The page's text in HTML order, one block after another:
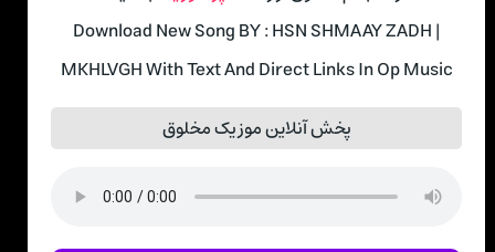
Download New Song BY : HSN SHMAAY ZADH |
MKHLVGH With Text And Direct Links In Op Music
پخش آنلاین موزیک مخلوق